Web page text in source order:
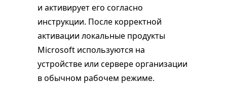
и активирует его согласно
инструкции. После корректной
активации локальные продукты
Microsoft используются на
устройстве или сервере организации
в обычном рабочем режиме.